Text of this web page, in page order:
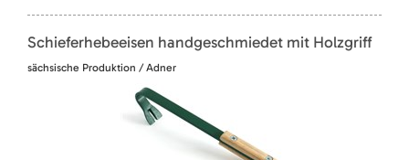
Schieferhebeeisen handgeschmiedet mit Holzgriff
sächsische Produktion / Adner